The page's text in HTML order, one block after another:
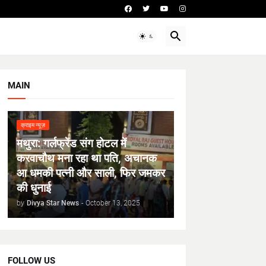
MAIN
क्राइम न्यूज़
मथुरा: गर्लफ्रेंड संग होटल में
करवाचौथ मना रहा था पति, अचानक
आ धमकी पत्नी और साली, फिर जमकर
की धुनाई
by Divya Star News - October 13, 2025
FOLLOW US